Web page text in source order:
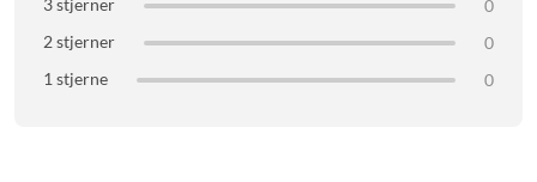
3 stjerner
0
2 stjerner
0
1 stjerne
0